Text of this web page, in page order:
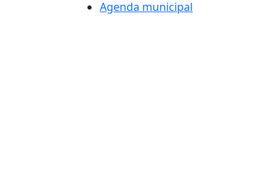
Agenda municipal